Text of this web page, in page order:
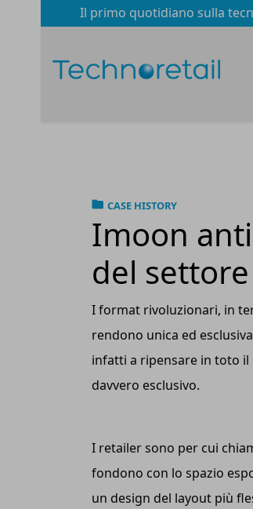
Il primo quotidiano sulla
CASE HISTORY
Imoon
del
I format rivoluzionari, in
rendono unica ed
infatti a ripensare in toto il
davvero esclusivo.
I retailer sono per cui
fondono con lo spazio
un design del layout più